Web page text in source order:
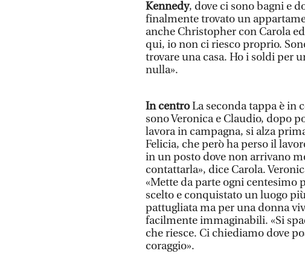
Kennedy, dove ci sono bagni e
finalmente trovato un
anche Christopher con Carola
qui, io non ci riesco proprio.
trovare una casa. Ho i soldi per
nulla».
In centroLa seconda tappa è in
sono Veronica e Claudio, dopo
lavora in campagna, si alza
Felicia, che però ha perso il
in un posto dove non arrivano
contattarla», dice Carola.
«Mette da parte ogni centesimo
scelto e conquistato un luogo
pattugliata ma per una donna
facilmente immaginabili. «Si
che riesce. Ci chiediamo dove
coraggio».